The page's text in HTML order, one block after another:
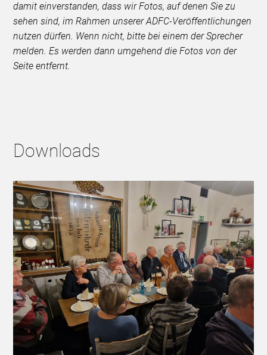
damit einverstanden, dass wir Fotos, auf denen Sie zu
sehen sind, im Rahmen unserer ADFC-Veröffentlichungen
nutzen dürfen. Wenn nicht, bitte bei einem der Sprecher
melden. Es werden dann umgehend die Fotos von der
Seite entfernt.
Downloads